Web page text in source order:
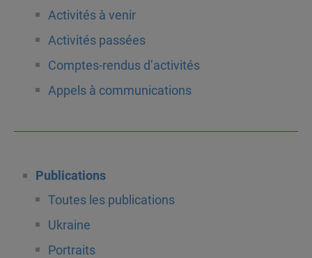
Activités à venir
Activités passées
Comptes-rendus d’activités
Appels à communications
Publications
Toutes les publications
Ukraine
Portraits